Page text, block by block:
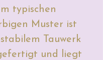
typischen
Muster ist
Tauwerk
und liegt